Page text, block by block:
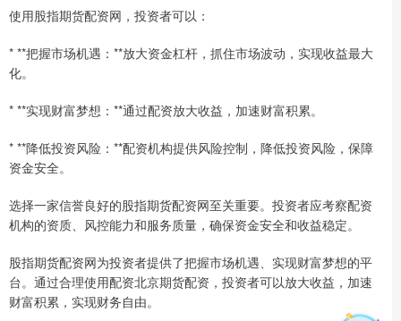
使用股指期货配资网，投资者可以：
* **把握市场机遇：**放大资金杠杆，抓住市场波动，实现收益最大
化。
* **实现财富梦想：**通过配资放大收益，加速财富积累。
* **降低投资风险：**配资机构提供风险控制，降低投资风险，保障
资金安全。
选择一家信誉良好的股指期货配资网至关重要。投资者应考察配资
机构的资质、风控能力和服务质量，确保资金安全和收益稳定。
股指期货配资网为投资者提供了把握市场机遇、实现财富梦想的平
台。通过合理使用配资北京期货配资，投资者可以放大收益，加速
财富积累，实现财务自由。